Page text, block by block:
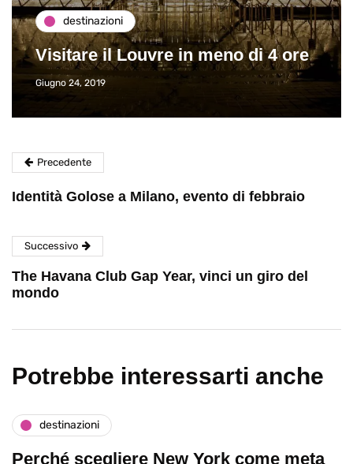
destinazioni
Visitare il Louvre in meno di 4 ore
Giugno 24, 2019
Precedente
Identità Golose a Milano, evento di febbraio
Successivo
The Havana Club Gap Year, vinci un giro del
mondo
Potrebbe interessarti anche
destinazioni
Perché scegliere New York come meta